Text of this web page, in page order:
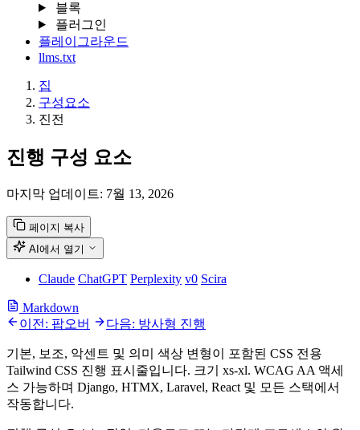
블록
플러그인
플레이그라운드
llms.txt
집
구성요소
진전
진행 구성 요소
마지막 업데이트: 7월 13, 2026
페이지 복사
AI에서 열기
Claude ChatGPT Perplexity v0 Scira
Markdown
이전: 팝오버
다음: 방사형 진행
기본, 보조, 악센트 및 의미 색상 변형이 포함된 CSS 전용
Tailwind CSS 진행 표시줄입니다. 크기 xs-xl. WCAG AA 액세
스 가능하며 Django, HTMX, Laravel, React 및 모든 스택에서
작동합니다.